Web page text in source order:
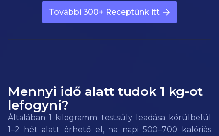
További 300+ Receptünk itt
Mennyi idő alatt tudok 1 kg-ot
lefogyni?
Általában 1 kilogramm testsúly leadása körülbelül
1–2 hét alatt érhető el, ha napi 500–700 kalóriás